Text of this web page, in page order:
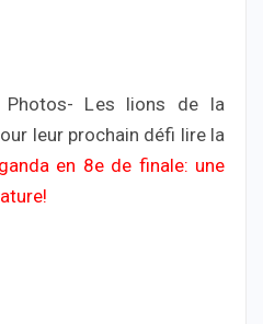
: Photos- Les lions de la
leur prochain défi lire la
en 8e de finale: une